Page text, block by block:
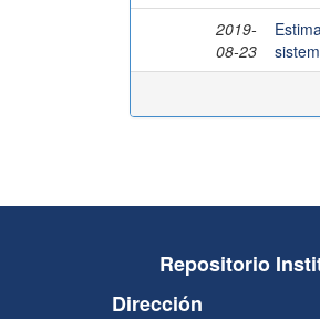
2019-
08-23
Repositorio
Dirección